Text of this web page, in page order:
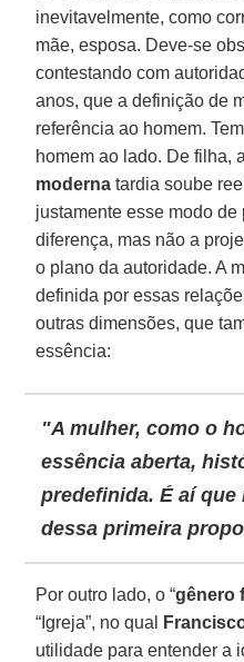
inevitavelmente, como
mãe, esposa. Deve-se
contestando com
anos, que a definição de
referência ao homem.
homem ao lado. De filha,
moderna tardia soube
justamente esse modo de
diferença, mas não a
o plano da autoridade. A
definida por essas
outras dimensões, que
essência:
"A mulher, como o
essência aberta,
predefinida. É aí
dessa primeira
Por outro lado, o “gênero
“Igreja”, no qual
utilidade para entender a